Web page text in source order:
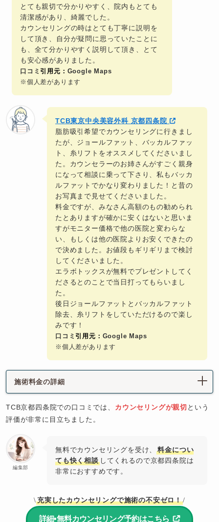
とても親切で分かりやすく、院内もとても
清潔感があり、綺麗でした。
カウンセリングの時はとても丁寧に説明を
して頂き、自分が疑問に思っていたことに
も、全て分かりやすく説明して頂き、とて
も安心感がありました。
口コミ 引用元： Google Maps
※個人差があります
TCB東京中央美容外科 京都四条院
脂肪吸引希望でカウンセリングに行きまし
たが、ジョールファット、バッカルファッ
ト、糸リフトをオススメしてくださいまし
た。カウンセラーのお姉さんがすごく親身
になって相談に乗って下さり、私もバッカ
ルファットでかなり変わりました！と昔の
お写真まで見せてくださいました。
料金ですが、みなさん高額のもの勧められ
たとありますが確かに安くはないと思いま
すがモニター価格で他の医院と変わらな
い、もしくは他の医院よりお安くできたの
で決めました。お値段もギリギリまで検討
してくださいました。
エラボトックスが無料でプレゼントしてく
ださるとのことで当日打ってもらいまし
た。
後日ジョールファットとバッカルファット
除去、糸リフトをしていただけるので楽し
みです！
口コミ 引用元： Google Maps
※個人差があります
施術料金の詳細
TCB京都四条院での口コミでは、 カウンセリングが親切 という
評価が非常に目立ちました。
編集部
無料でカウンセリングを受け、料金につい
ても快く相談してくれるので京都四条院は
非常におすすめです。
\充実したカウンセリングで施術の不安ゼロ！/
詳細•無料カウンセリング予約はこちら